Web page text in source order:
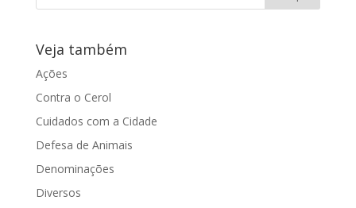
Veja também
Ações
Contra o Cerol
Cuidados com a Cidade
Defesa de Animais
Denominações
Diversos